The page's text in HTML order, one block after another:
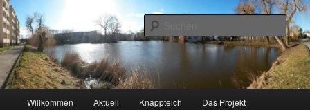
Zum
primären
Inhalt
springen
Zum
sekundären
Inhalt
springenUnser Knappteich
Naherholungsgebiet im Chemnitzer Yorckgebiet
Willkommen Aktuell Knappteich Das Projekt